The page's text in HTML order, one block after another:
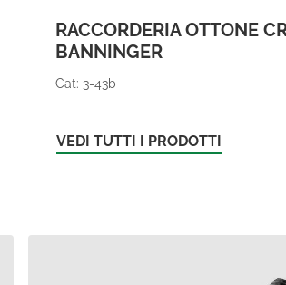
RACCORDERIA OTTONE
BANNINGER
Cat: 3-43b
VEDI TUTTI I PRODOTTI